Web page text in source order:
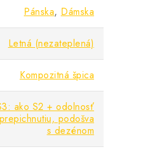
Pánska, Dámska
Letná (nezateplená)
Kompozitná špica
ako S2 + odolnosť
podošva
s dezénom